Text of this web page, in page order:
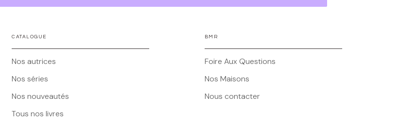
CATALOGUE
Nos autrices
Nos séries
Nos nouveautés
Tous nos livres
BMR
Foire Aux Questions
Nos Maisons
Nous contacter